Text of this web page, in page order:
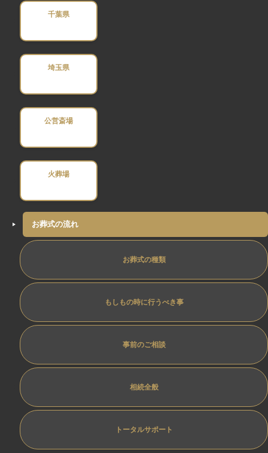
千葉県
埼玉県
公営斎場
火葬場
お葬式の流れ
お葬式の種類
もしもの時に行うべき事
事前のご相談
相続全般
トータルサポート